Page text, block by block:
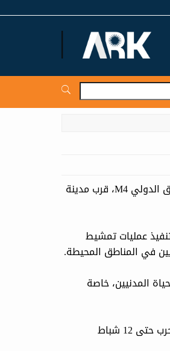
فكك فريق الهندسة التابع للشرطة العسكرية السورية حقل ألغام واسع في محيط الطريق الدولي M4، قرب مدينة
1500 لغم أرضي، إلى جانب تنفيذ عمليات تمشيط
في المناطق المحيطة.
المدنيين، خاصة
وأعلنت الشبكة السورية لحقوق الإنسان أنها سجلت 996 حادثا في البلاد بسبب مخلفات الحرب حتى 12 شباط